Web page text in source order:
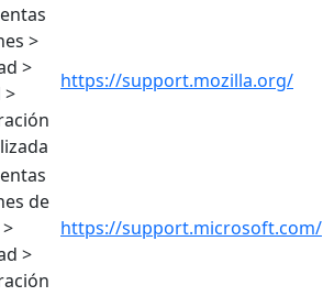
>
>
>
https://support.mozilla.org/
de
>
https://support.microsoft.com/